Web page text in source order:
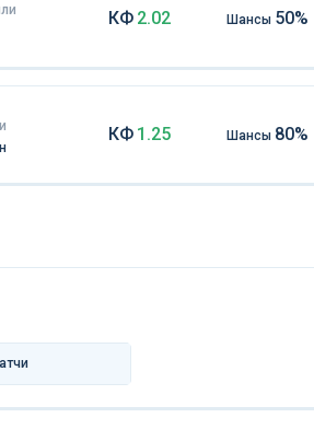
КФ 2.02 Шансы 50%
КФ 1.25 Шансы 80%